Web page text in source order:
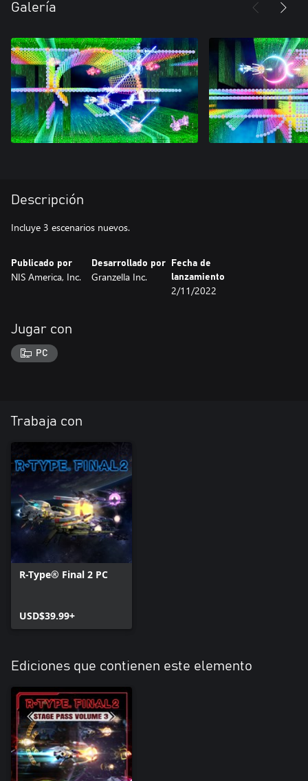
Galería
Descripción
Incluye 3 escenarios nuevos.
Publicado por
NIS America, Inc.
Desarrollado por
Granzella Inc.
Fecha de
lanzamiento
2/11/2022
Jugar con
PC
Trabaja con
R-Type® Final 2 PC
USD$39.99+
Ediciones que contienen este elemento